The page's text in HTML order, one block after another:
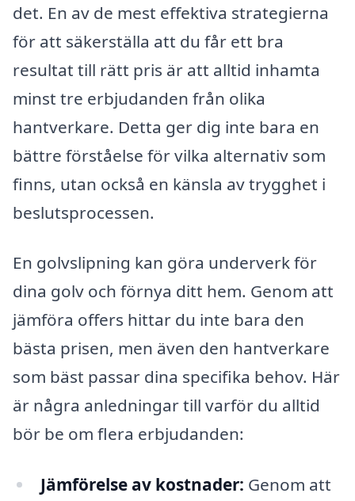
det. En av de mest effektiva strategierna
för att säkerställa att du får ett bra
resultat till rätt pris är att alltid inhamta
minst tre erbjudanden från olika
hantverkare. Detta ger dig inte bara en
bättre förståelse för vilka alternativ som
finns, utan också en känsla av trygghet i
beslutsprocessen.
En golvslipning kan göra underverk för
dina golv och förnya ditt hem. Genom att
jämföra offers hittar du inte bara den
bästa prisen, men även den hantverkare
som bäst passar dina specifika behov. Här
är några anledningar till varför du alltid
bör be om flera erbjudanden:
Jämförelse av kostnader: Genom att